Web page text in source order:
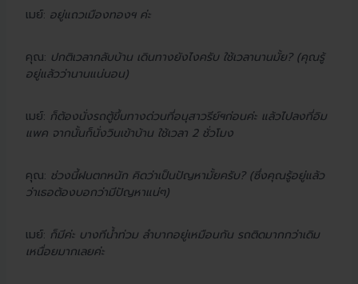
เมย์: อยู่แถวเมืองทองฯ ค่ะ
คุณ: ปกติเวลากลับบ้าน เดินทางยังไงครับ ใช้เวลานานมั้ย? (คุณรู้
อยู่แล้วว่านานแน่นอน)
เมย์: ก็ต้องนั่งรถตู้ขึ้นทางด่วนที่อนุสาวรีย์ฯก่อนค่ะ แล้วไปลงที่อิม
แพค จากนั้นก็นั่งวินเข้าบ้าน ใช้เวลา 2 ชั่วโมง
คุณ: ช่วงนี้ฝนตกหนัก คิดว่าเป็นปัญหามั้ยครับ? (ซึ่งคุณรู้อยู่แล้ว
ว่าเธอต้องบอกว่ามีปัญหาแน่ๆ)
เมย์: ก็มีค่ะ บางทีน้ำท่วม ลำบากอยู่เหมือนกัน รถติดมากกว่าเดิม
เหนื่อยมากเลยค่ะ